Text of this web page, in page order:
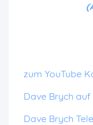
zum YouTube
Dave Brych auf
Dave Brych